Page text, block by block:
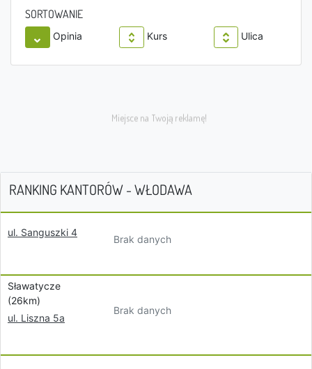
SORTOWANIE
Opinia Kurs Ulica
RANKING KANTORÓW - WŁODAWA
ul. Sanguszki 4
Brak danych
Sławatycze
(26km)
ul. Liszna 5a
Brak danych